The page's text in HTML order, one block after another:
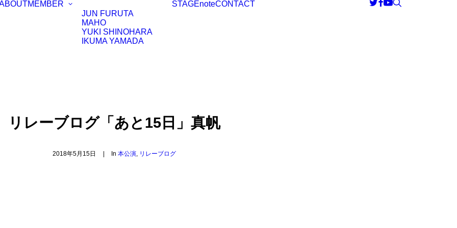
MEMBER
JUN FURUTA
MAHO
YUKI SHINOHARA
IKUMA YAMADA
STAGEnoteCONTACT
リレーブログ「あと15日」真帆
2018年5月15日 In本公演, リレーブログ